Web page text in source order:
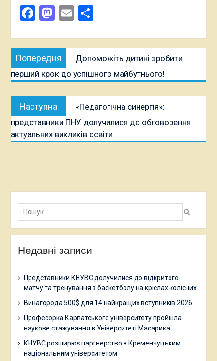
Facebook
Mastodon
EmailПоділитися
Навігація
записів
Попередня
публікація:
Допоможіть дитині зробити
перший крок до успішного майбутнього!
Наступна
публікація:
«Педагогічна синергія»:
представники ПНУ долучилися до обговорення
актуальних викликів освіти
Пошук:
Недавні записи
Представники КНУВС долучилися до відкритого
матчу та тренування з баскетболу на кріслах колісних
Винагорода 500$ для 14 найкращих вступників 2026
Професорка Карпатського університету пройшла
наукове стажування в Університеті Масарика
КНУВС розширює партнерство з Кременчуцьким
національним університетом